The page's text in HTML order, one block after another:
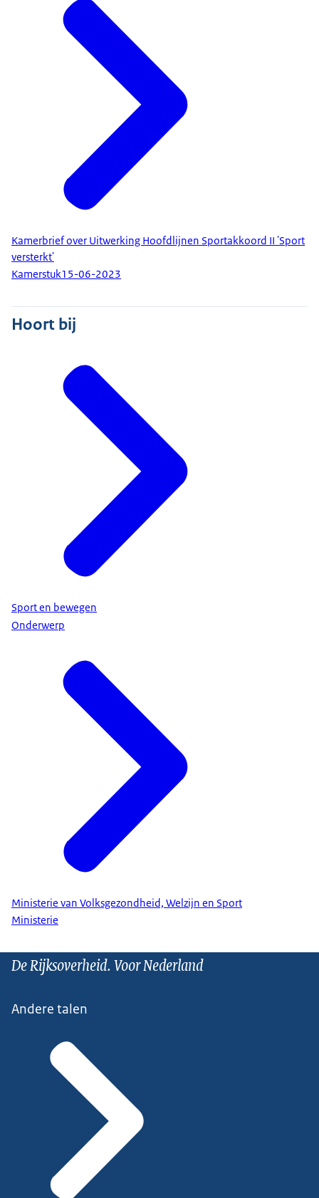
Kamerbrief over Uitwerking Hoofdlijnen Sportakkoord II 'Sport
versterkt'
Kamerstuk15-06-2023
Hoort bij
Sport en bewegen
Onderwerp
Ministerie van Volksgezondheid, Welzijn en Sport
Ministerie
De Rijksoverheid. Voor Nederland
Andere talen